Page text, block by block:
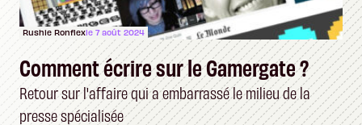
Rushie Ronflexle 7 août 2024
Comment écrire sur le Gamergate ?
Retour sur l'affaire qui a embarrassé le milieu de la
presse spécialisée